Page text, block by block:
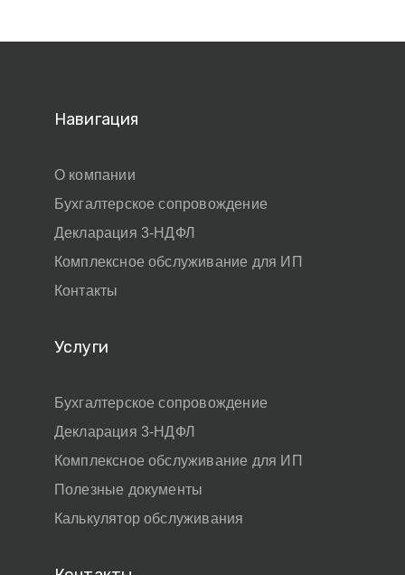
Навигация
О компании
Бухгалтерское сопровождение
Декларация 3-НДФЛ
Комплексное обслуживание для ИП
Контакты
Услуги
Бухгалтерское сопровождение
Декларация 3-НДФЛ
Комплексное обслуживание для ИП
Полезные документы
Калькулятор обслуживания